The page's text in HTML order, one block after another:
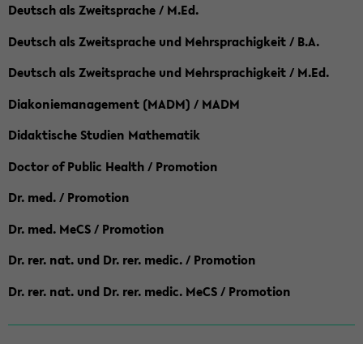
Deutsch als Zweitsprache / M.Ed.
Deutsch als Zweitsprache und Mehrsprachigkeit / B.A.
Deutsch als Zweitsprache und Mehrsprachigkeit / M.Ed.
Diakoniemanagement (MADM) / MADM
Didaktische Studien Mathematik
Doctor of Public Health / Promotion
Dr. med. / Promotion
Dr. med. MeCS / Promotion
Dr. rer. nat. und Dr. rer. medic. / Promotion
Dr. rer. nat. und Dr. rer. medic. MeCS / Promotion